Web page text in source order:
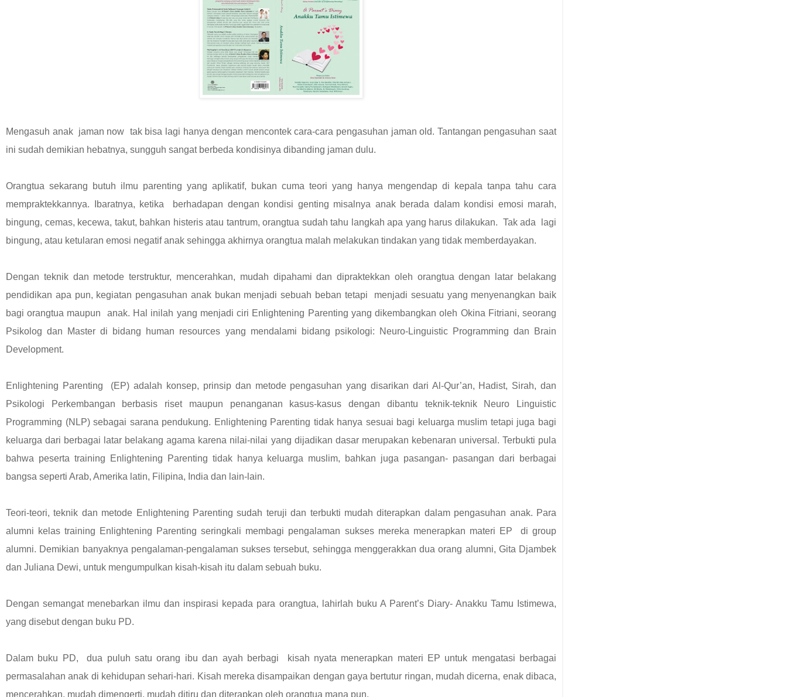
Mengasuh anak jaman now tak bisa lagi hanya dengan mencontek cara-cara pengasuhan jaman old. Tantangan pengasuhan saat
ini sudah demikian hebatnya, sungguh sangat berbeda kondisinya dibanding jaman dulu.
Orangtua sekarang butuh ilmu parenting yang aplikatif, bukan cuma teori yang hanya mengendap di kepala tanpa tahu cara
mempraktekkannya. Ibaratnya, ketika berhadapan dengan kondisi genting misalnya anak berada dalam kondisi emosi marah,
bingung, cemas, kecewa, takut, bahkan histeris atau tantrum, orangtua sudah tahu langkah apa yang harus dilakukan. Tak ada lagi
bingung, atau ketularan emosi negatif anak sehingga akhirnya orangtua malah melakukan tindakan yang tidak memberdayakan.
Dengan teknik dan metode terstruktur, mencerahkan, mudah dipahami dan dipraktekkan oleh orangtua dengan latar belakang
pendidikan apa pun, kegiatan pengasuhan anak bukan menjadi sebuah beban tetapi menjadi sesuatu yang menyenangkan baik
bagi orangtua maupun anak. Hal inilah yang menjadi ciri Enlightening Parenting yang dikembangkan oleh Okina Fitriani, seorang
Psikolog dan Master di bidang human resources yang mendalami bidang psikologi: Neuro-Linguistic Programming dan Brain
Development.
Enlightening Parenting (EP) adalah konsep, prinsip dan metode pengasuhan yang disarikan dari Al-Qur’an, Hadist, Sirah, dan
Psikologi Perkembangan berbasis riset maupun penanganan kasus-kasus dengan dibantu teknik-teknik Neuro Linguistic
Programming (NLP) sebagai sarana pendukung. Enlightening Parenting tidak hanya sesuai bagi keluarga muslim tetapi juga bagi
keluarga dari berbagai latar belakang agama karena nilai-nilai yang dijadikan dasar merupakan kebenaran universal. Terbukti pula
bahwa peserta training Enlightening Parenting tidak hanya keluarga muslim, bahkan juga pasangan- pasangan dari berbagai
bangsa seperti Arab, Amerika latin, Filipina, India dan lain-lain.
Teori-teori, teknik dan metode Enlightening Parenting sudah teruji dan terbukti mudah diterapkan dalam pengasuhan anak. Para
alumni kelas training Enlightening Parenting seringkali membagi pengalaman sukses mereka menerapkan materi EP di group
alumni. Demikian banyaknya pengalaman-pengalaman sukses tersebut, sehingga menggerakkan dua orang alumni, Gita Djambek
dan Juliana Dewi, untuk mengumpulkan kisah-kisah itu dalam sebuah buku.
Dengan semangat menebarkan ilmu dan inspirasi kepada para orangtua, lahirlah buku A Parent’s Diary- Anakku Tamu Istimewa,
yang disebut dengan buku PD.
Dalam buku PD, dua puluh satu orang ibu dan ayah berbagi kisah nyata menerapkan materi EP untuk mengatasi berbagai
permasalahan anak di kehidupan sehari-hari. Kisah mereka disampaikan dengan gaya bertutur ringan, mudah dicerna, enak dibaca,
mencerahkan, mudah dimengerti, mudah ditiru dan diterapkan oleh orangtua mana pun.